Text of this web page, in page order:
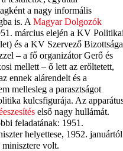
a nagy informális
is. A Magyar Dolgozók
március elején a KV
és a KV Szervező Bizottsága
– a fő organizátor Gerő és
mellett – ő lett az erőltetett,
ennek alárendelt és a
mellesleg a parasztságot
kulcsfigurája. Az
első nagy hullámát.
feladatának: 1951.
helyettese, 1952. januártól
minisztere volt.